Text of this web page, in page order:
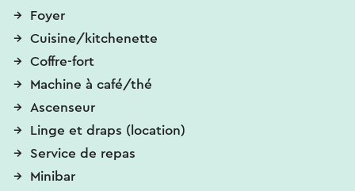
Foyer
Cuisine/kitchenette
Coffre-fort
Machine à café/thé
Ascenseur
Linge et draps (location)
Service de repas
Minibar